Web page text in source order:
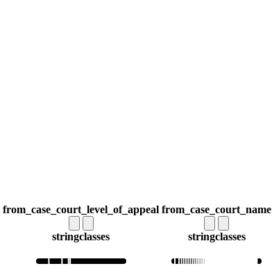
from_case_court_level_of_appeal
stringclasses
from_case_court_name
stringclasses